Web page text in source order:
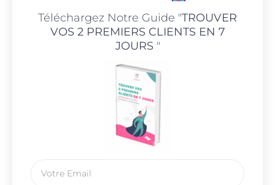
Téléchargez Notre Guide "TROUVER
VOS 2 PREMIERS CLIENTS EN 7
JOURS"